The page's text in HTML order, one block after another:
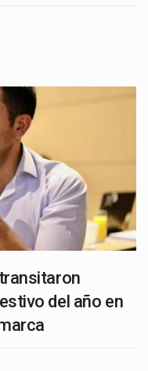
del año en